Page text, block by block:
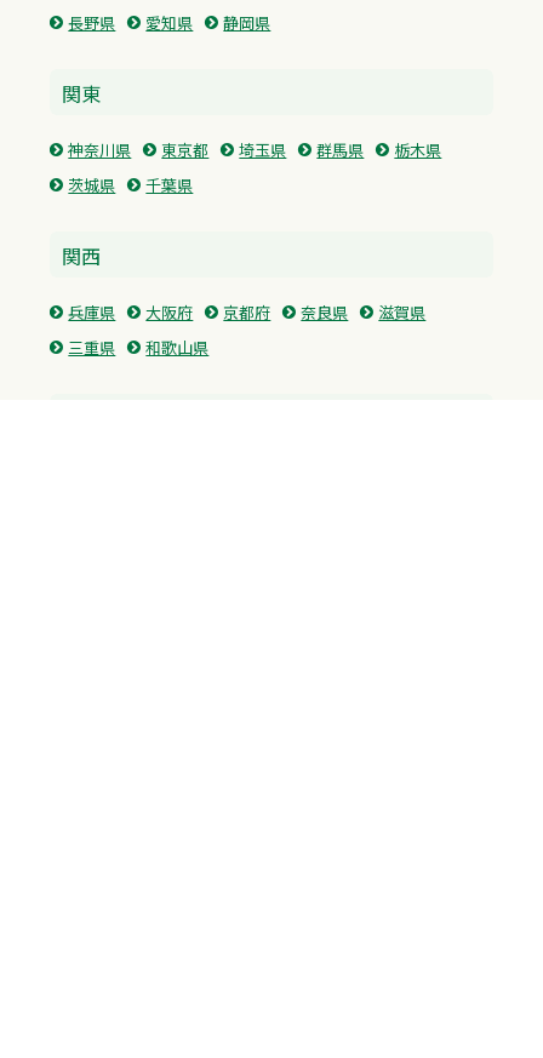
長野県
愛知県 静岡県
関東
神奈川県 東京都 埼玉県 群馬県
栃木県
茨城県
千葉県
関西
兵庫県 大阪府 京都府 奈良県
滋賀県
三重県
和歌山県